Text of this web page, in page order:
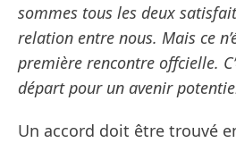
sommes tous les deux
relation entre nous. Mais ce
première rencontre offcielle.
départ pour un avenir
Un accord doit être trouvé